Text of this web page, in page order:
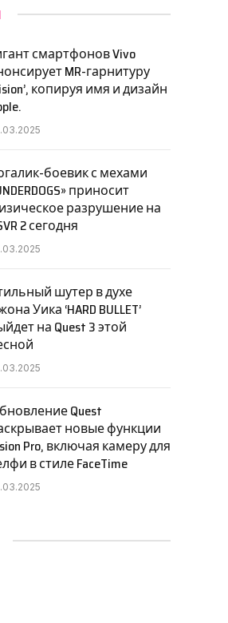
смартфонов Vivo
MR-гарнитуру
копируя имя и дизайн
боевик с мехами
приносит
разрушение на
2 сегодня
шутер в духе
Уика ‘HARD BULLET’
на Quest 3 этой
Quest
новые функции
Pro, включая камеру для
в стиле FaceTime